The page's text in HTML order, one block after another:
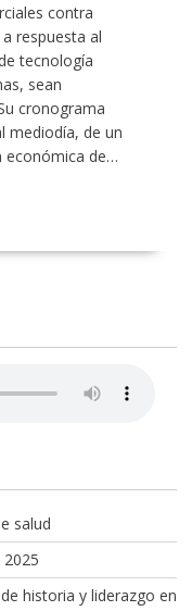
contra
respuesta al
tecnología
sean
cronograma
mediodía, de un
económica de…
salud
historia y liderazgo en